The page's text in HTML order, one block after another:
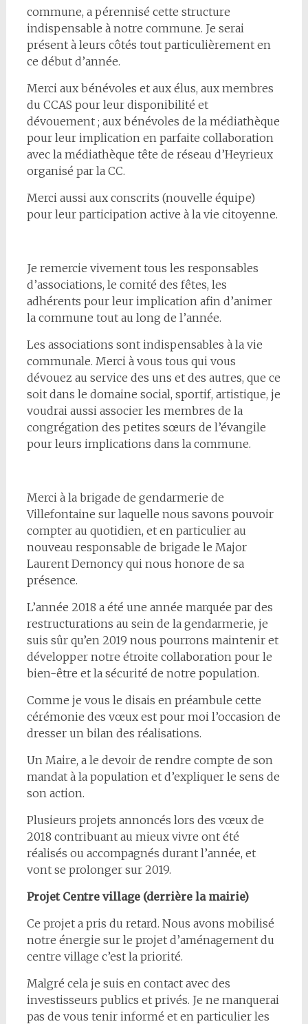
commune, a pérennisé cette structure
indispensable à notre commune. Je serai
présent à leurs côtés tout particulièrement en
ce début d’année.
Merci aux bénévoles et aux élus, aux membres
du CCAS pour leur disponibilité et
dévouement ; aux bénévoles de la médiathèque
pour leur implication en parfaite collaboration
avec la médiathèque tête de réseau d’Heyrieux
organisé par la CC.
Merci aussi aux conscrits (nouvelle équipe)
pour leur participation active à la vie citoyenne.
Je remercie vivement tous les responsables
d’associations, le comité des fêtes, les
adhérents pour leur implication afin d’animer
la commune tout au long de l’année.
Les associations sont indispensables à la vie
communale. Merci à vous tous qui vous
dévouez au service des uns et des autres, que ce
soit dans le domaine social, sportif, artistique, je
voudrai aussi associer les membres de la
congrégation des petites sœurs de l’évangile
pour leurs implications dans la commune.
Merci à la brigade de gendarmerie de
Villefontaine sur laquelle nous savons pouvoir
compter au quotidien, et en particulier au
nouveau responsable de brigade le Major
Laurent Demoncy qui nous honore de sa
présence.
L’année 2018 a été une année marquée par des
restructurations au sein de la gendarmerie, je
suis sûr qu’en 2019 nous pourrons maintenir et
développer notre étroite collaboration pour le
bien-être et la sécurité de notre population.
Comme je vous le disais en préambule cette
cérémonie des vœux est pour moi l’occasion de
dresser un bilan des réalisations.
Un Maire, a le devoir de rendre compte de son
mandat à la population et d’expliquer le sens de
son action.
Plusieurs projets annoncés lors des vœux de
2018 contribuant au mieux vivre ont été
réalisés ou accompagnés durant l’année, et
vont se prolonger sur 2019.
Projet Centre village (derrière la mairie)
Ce projet a pris du retard. Nous avons mobilisé
notre énergie sur le projet d’aménagement du
centre village c’est la priorité.
Malgré cela je suis en contact avec des
investisseurs publics et privés. Je ne manquerai
pas de vous tenir informé et en particulier les